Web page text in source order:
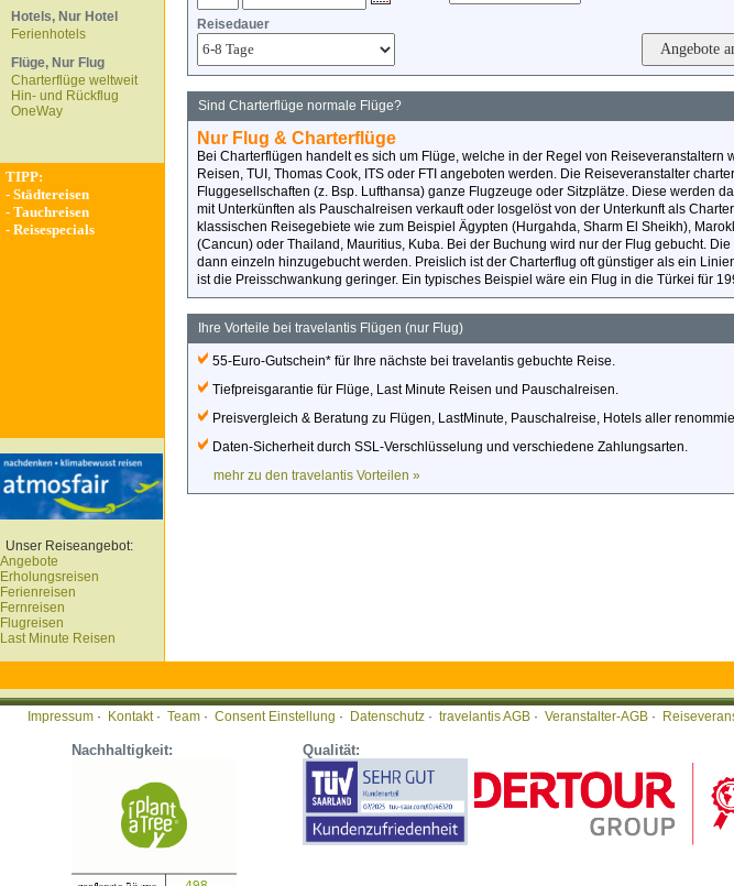
Hotels, Nur Hotel
Ferienhotels
Flüge, Nur Flug
Charterflüge weltweit
Hin- und Rückflug
OneWay
TIPP:
- Städtereisen
- Tauchreisen
- Reisespecials
Unser Reiseangebot:
Angebote
Erholungsreisen
Ferienreisen
Fernreisen
Flugreisen
Last Minute Reisen
Reisedauer
Sind Charterflüge normale Flüge?
Nur Flug & Charterflüge
Bei Charterflügen handelt es sich um Flüge, welche in der Regel von Reiseveranstaltern
Reisen, TUI, Thomas Cook, ITS oder FTI angeboten werden. Die Reiseveranstalter
Fluggesellschaften (z. Bsp. Lufthansa) ganze Flugzeuge oder Sitzplätze. Diese werden
mit Unterkünften als Pauschalreisen verkauft oder losgelöst von der Unterkunft als
klassischen Reisegebiete wie zum Beispiel Ägypten (Hurgahda, Sharm El Sheikh),
(Cancun) oder Thailand, Mauritius, Kuba. Bei der Buchung wird nur der Flug gebucht. Die
dann einzeln hinzugebucht werden. Preislich ist der Charterflug oft günstiger als ein
ist die Preisschwankung geringer. Ein typisches Beispiel wäre ein Flug in die Türkei für
Ihre Vorteile bei travelantis Flügen (nur Flug)
55-Euro-Gutschein* für Ihre nächste bei travelantis gebuchte Reise.
Tiefpreisgarantie für Flüge, Last Minute Reisen und Pauschalreisen.
Preisvergleich & Beratung zu Flügen, LastMinute, Pauschalreise, Hotels aller
Daten-Sicherheit durch SSL-Verschlüsselung und verschiedene Zahlungsarten.
mehr zu den travelantis Vorteilen »
Impressum · Kontakt· Team · Consent Einstellung · Datenschutz · travelantis AGB · Veranstalter-AGB ·
Nachhaltigkeit: Qualität: